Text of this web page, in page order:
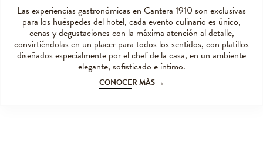
Las experiencias gastronómicas en Cantera 1910 son exclusivas
para los huéspedes del hotel, cada evento culinario es único,
cenas y degustaciones con la máxima atención al detalle,
convirtiéndolas en un placer para todos los sentidos, con platillos
diseñados especialmente por el chef de la casa, en un ambiente
elegante, sofisticado e íntimo.
CONOCER MÁS →